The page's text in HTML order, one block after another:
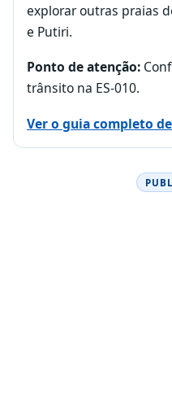
explorar outras praias
e Putiri.
Ponto de atenção:
trânsito na ES-010.
Ver o guia completo